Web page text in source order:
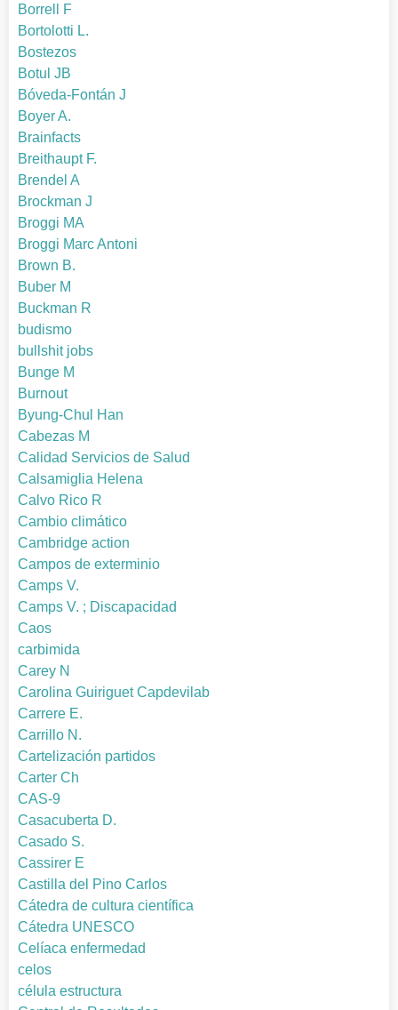
Borrell F
Bortolotti L.
Bostezos
Botul JB
Bóveda-Fontán J
Boyer A.
Brainfacts
Breithaupt F.
Brendel A
Brockman J
Broggi MA
Broggi Marc Antoni
Brown B.
Buber M
Buckman R
budismo
bullshit jobs
Bunge M
Burnout
Byung-Chul Han
Cabezas M
Calidad Servicios de Salud
Calsamiglia Helena
Calvo Rico R
Cambio climático
Cambridge action
Campos de exterminio
Camps V.
Camps V. ; Discapacidad
Caos
carbimida
Carey N
Carolina Guiriguet Capdevilab
Carrere E.
Carrillo N.
Cartelización partidos
Carter Ch
CAS-9
Casacuberta D.
Casado S.
Cassirer E
Castilla del Pino Carlos
Cátedra de cultura científica
Cátedra UNESCO
Celíaca enfermedad
celos
célula estructura